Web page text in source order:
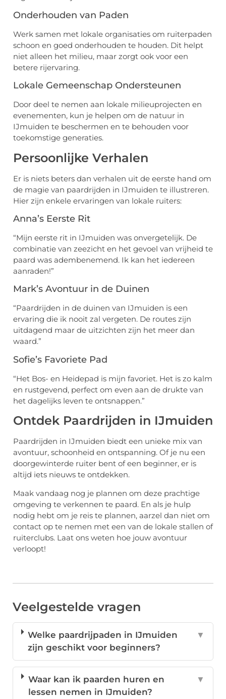
Onderhouden van Paden
Werk samen met lokale organisaties om ruiterpaden
schoon en goed onderhouden te houden. Dit helpt
niet alleen het milieu, maar zorgt ook voor een
betere rijervaring.
Lokale Gemeenschap Ondersteunen
Door deel te nemen aan lokale milieuprojecten en
evenementen, kun je helpen om de natuur in
IJmuiden te beschermen en te behouden voor
toekomstige generaties.
Persoonlijke Verhalen
Er is niets beters dan verhalen uit de eerste hand om
de magie van paardrijden in IJmuiden te illustreren.
Hier zijn enkele ervaringen van lokale ruiters:
Anna’s Eerste Rit
“Mijn eerste rit in IJmuiden was onvergetelijk. De
combinatie van zeezicht en het gevoel van vrijheid te
paard was adembenemend. Ik kan het iedereen
aanraden!”
Mark’s Avontuur in de Duinen
“Paardrijden in de duinen van IJmuiden is een
ervaring die ik nooit zal vergeten. De routes zijn
uitdagend maar de uitzichten zijn het meer dan
waard.”
Sofie’s Favoriete Pad
“Het Bos- en Heidepad is mijn favoriet. Het is zo kalm
en rustgevend, perfect om even aan de drukte van
het dagelijks leven te ontsnappen.”
Ontdek Paardrijden in IJmuiden
Paardrijden in IJmuiden biedt een unieke mix van
avontuur, schoonheid en ontspanning. Of je nu een
doorgewinterde ruiter bent of een beginner, er is
altijd iets nieuws te ontdekken.
Maak vandaag nog je plannen om deze prachtige
omgeving te verkennen te paard. En als je hulp
nodig hebt om je reis te plannen, aarzel dan niet om
contact op te nemen met een van de lokale stallen of
ruiterclubs. Laat ons weten hoe jouw avontuur
verloopt!
Veelgestelde vragen
Welke paardrijpaden in IJmuiden
zijn geschikt voor beginners?
▼
Waar kan ik paarden huren en
lessen nemen in IJmuiden?
▼